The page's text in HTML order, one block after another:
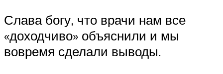
Слава богу, что врачи нам все
«доходчиво» объяснили и мы
вовремя сделали выводы.